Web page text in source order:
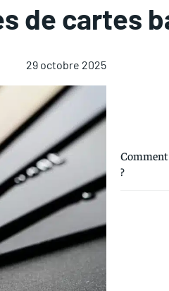
de cartes
29 octobre 2025
?